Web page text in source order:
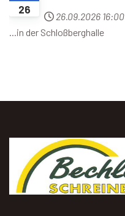
26
26.09.2026 16:00
...in der Schloßberghalle